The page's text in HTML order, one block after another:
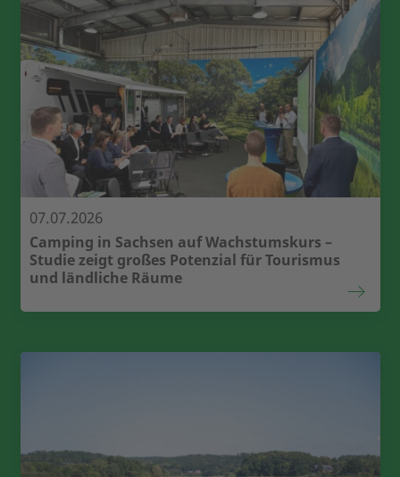
07.07.2026
Camping in Sachsen auf Wachstumskurs –
Studie zeigt großes Potenzial für Tourismus
und ländliche Räume